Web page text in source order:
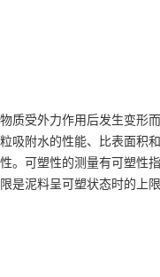
物质受外力作用后发生变形
粒吸附水的性能、比表面积
性。可塑性的测量有可塑性
限是泥料呈可塑状态时的上